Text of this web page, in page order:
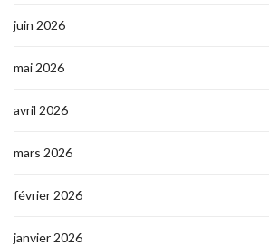
juin 2026
mai 2026
avril 2026
mars 2026
février 2026
janvier 2026